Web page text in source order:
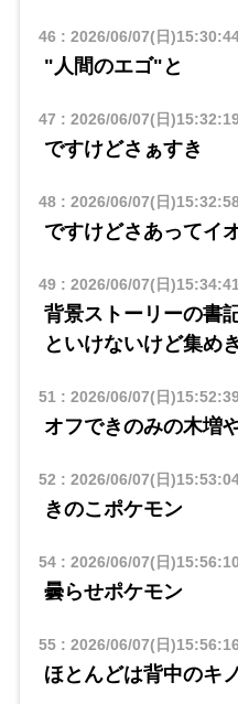
46 : 2026/06/07(日
"人間のエゴ"と
47 : 2026/06/07(日
ですけどさぁすき
48: 2026/06/07(日
ですけどさあってイ
49: 2026/06/07(日
背景ストーリーの書
といけないけど集め
51: 2026/06/07(日
オフできのみの木増
52 : 2026/06/07(日
きのこポケモン
54: 2026/06/07(日)15:56:10
曇らせポケモン
55: 2026/06/07(日)15:56:16
ほとんどは背中のキ